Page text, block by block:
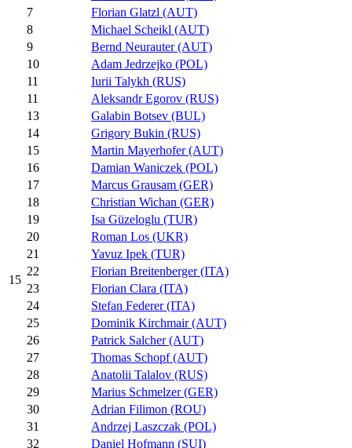
15
7
Florian Glatzl (AUT)
8
Michael Scheikl (AUT)
9
Bernd Neurauter (AUT)
10
Adam Jedrzejko (POL)
11
Iurii Talykh (RUS)
11
Aleksandr Egorov (RUS)
13
Galabin Botsev (BUL)
14
Grigory Bukin (RUS)
15
Martin Mayerhofer (AUT)
16
Damian Waniczek (POL)
17
Marcus Grausam (GER)
18
Christian Wichan (GER)
19
Isa Güzeloglu (TUR)
20
Roman Los (UKR)
21
Yavuz Ipek (TUR)
22
Florian Breitenberger (ITA)
23
Florian Clara (ITA)
24
Stefan Federer (ITA)
25
Dominik Kirchmair (AUT)
26
Patrick Salcher (AUT)
27
Thomas Schopf (AUT)
28
Anatolii Talalov (RUS)
29
Marius Schmelzer (GER)
30
Adrian Filimon (ROU)
31
Andrzej Laszczak (POL)
32
Daniel Hofmann (SUI)